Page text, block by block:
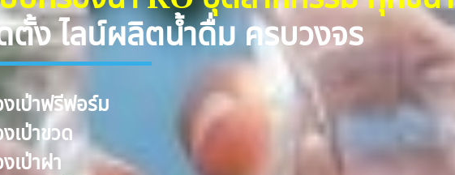
ตั้ง ไลน์ผลิตน้ำดื่ม ครบวงจร
งเป่าฟรีฟอร์ม
เป่าขวด
เป่าฝา